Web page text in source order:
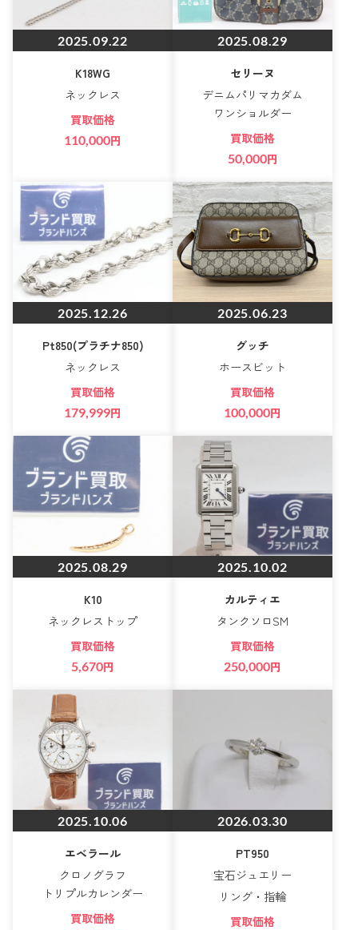
2025.09.22
K18WG
ネックレス
買取価格
110,000円
2025.08.29
セリーヌ
デニムパリマカダム
ワンショルダー
買取価格
50,000円
2025.12.26
Pt850(プラチナ850)
ネックレス
買取価格
179,999円
2025.06.23
グッチ
ホースビット
買取価格
100,000円
2025.08.29
K10
ネックレストップ
買取価格
5,670円
2025.10.02
カルティエ
タンクソロSM
買取価格
250,000円
2025.10.06
エベラール
クロノグラフ
トリプルカレンダー
買取価格
2026.03.30
PT950
宝石ジュエリー
リング・指輪
買取価格